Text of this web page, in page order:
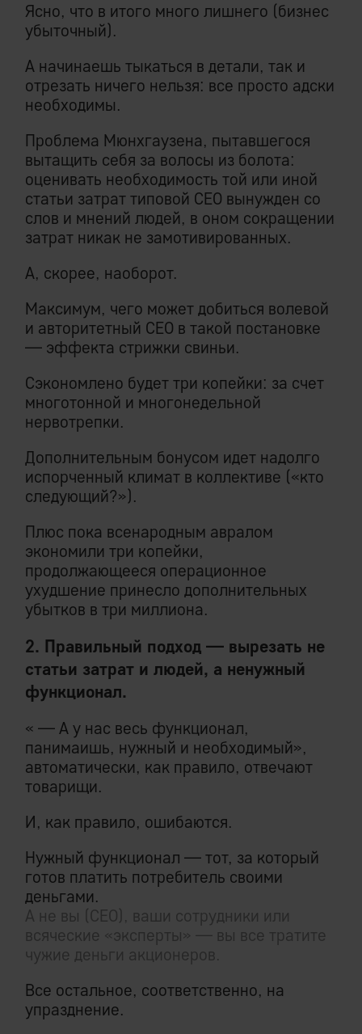
Ясно, что в итого много лишнего (бизнес
убыточный).
А начинаешь тыкаться в детали, так и
отрезать ничего нельзя: все просто адски
необходимы.
Проблема Мюнхгаузена, пытавшегося
вытащить себя за волосы из болота:
оценивать необходимость той или иной
статьи затрат типовой СЕО вынужден со
слов и мнений людей, в оном сокращении
затрат никак не замотивированных.
А, скорее, наоборот.
Максимум, чего может добиться волевой
и авторитетный СЕО в такой постановке
— эффекта стрижки свиньи.
Сэкономлено будет три копейки: за счет
многотонной и многонедельной
нервотрепки.
Дополнительным бонусом идет надолго
испорченный климат в коллективе («кто
следующий?»).
Плюс пока всенародным авралом
экономили три копейки,
продолжающееся операционное
ухудшение принесло дополнительных
убытков в три миллиона.
2. Правильный подход — вырезать не
статьи затрат и людей, а ненужный
функционал.
« — А у нас весь функционал,
панимаишь, нужный и необходимый»,
автоматически, как правило, отвечают
товарищи.
И, как правило, ошибаются.
Нужный функционал — тот, за который
готов платить потребитель своими
деньгами.
А не вы (СЕО), ваши сотрудники или
всяческие «эксперты» — вы все тратите
чужие деньги акционеров.
Все остальное, соответственно, на
упразднение.